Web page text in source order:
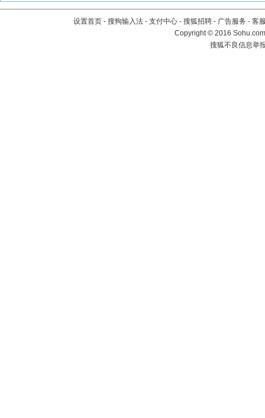
设置首页 - 搜狗输入法 - 支付中心 - 搜狐招聘 - 广告服务 - 客
Copyright©2016
搜狐不良信息举